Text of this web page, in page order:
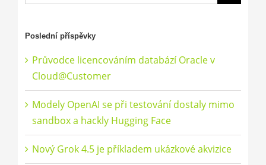
Poslední příspěvky
Průvodce licencováním databází Oracle v
Cloud@Customer
Modely OpenAI se při testování dostaly mimo
sandbox a hackly Hugging Face
Nový Grok 4.5 je příkladem ukázkové akvizice